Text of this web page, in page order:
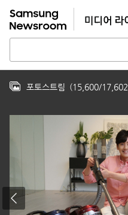
포토스트림 (15,600/17,602